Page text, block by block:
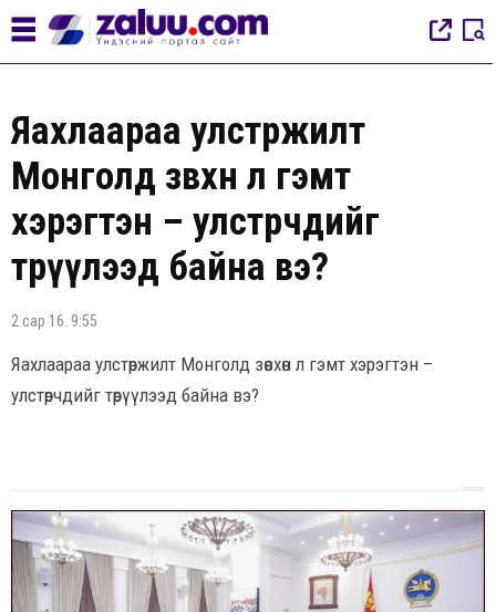
Яахлаараа улстөржилт
Монголд зөвхөн л гэмт
хэрэгтэн – улстөрчдийг
төрүүлээд байна вэ?
2 сар 16. 9:55
Яахлаараа улстөржилт Монголд зөвхөн л гэмт хэрэгтэн –
улстөрчдийг төрүүлээд байна вэ?